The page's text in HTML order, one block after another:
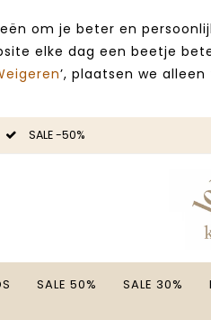
om je beter en
elke dag een beetje
’, plaatsen we
SALE -50%
SALE 50% SALE 30%